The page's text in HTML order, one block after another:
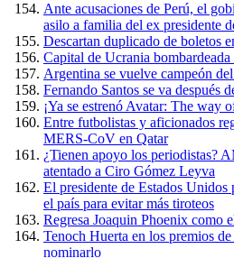
Ante acusaciones de Perú, el
asilo a familia del ex presidente
Descartan duplicado de boletos
Capital de Ucrania bombardeada
Argentina se vuelve campeón
Fernando Santos se va después
¡Ya se estrenó Avatar: The way
Entre futbolistas y aficionados
MERS-CoV en Qatar
¿Tienen apoyo los periodistas?
atentado a Ciro Gómez Leyva
El presidente de Estados Unidos
el país para evitar más tiroteos
Regresa Joaquin Phoenix como
Tenoch Huerta en los premios
nominarlo